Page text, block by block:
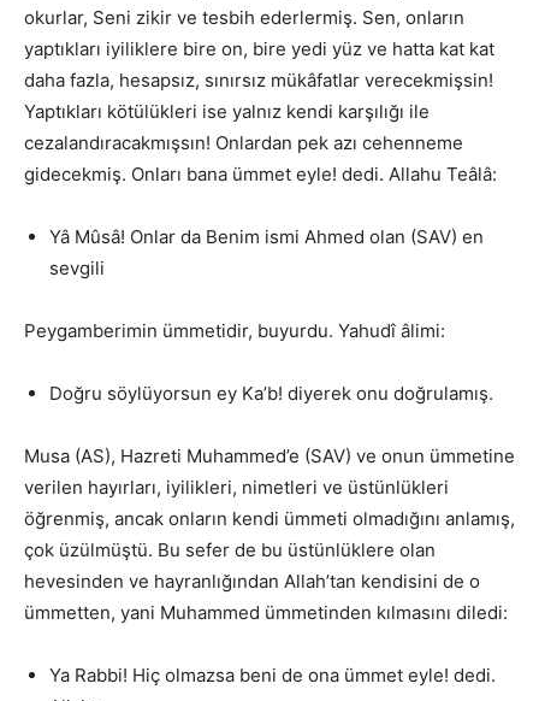
okurlar, Seni zikir ve tesbih ederlermiş. Sen, onların
yaptıkları iyiliklere bire on, bire yedi yüz ve hatta kat kat
daha fazla, hesapsız, sınırsız mükâfatlar verecekmişsin!
Yaptıkları kötülükleri ise yalnız kendi karşılığı ile
cezalandıracakmışsın! Onlardan pek azı cehenneme
gidecekmiş. Onları bana ümmet eyle! dedi. Allahu Teâlâ:
Yâ Mûsâ! Onlar da Benim ismi Ahmed olan (SAV) en
sevgili
Peygamberimin ümmetidir, buyurdu. Yahudî âlimi:
Doğru söylüyorsun ey Ka’b! diyerek onu doğrulamış.
Musa (AS), Hazreti Muhammed’e (SAV) ve onun ümmetine
verilen hayırları, iyilikleri, nimetleri ve üstünlükleri
öğrenmiş, ancak onların kendi ümmeti olmadığını anlamış,
çok üzülmüştü. Bu sefer de bu üstünlüklere olan
hevesinden ve hayranlığından Allah’tan kendisini de o
ümmetten, yani Muhammed ümmetinden kılmasını diledi:
Ya Rabbi! Hiç olmazsa beni de ona ümmet eyle! dedi.